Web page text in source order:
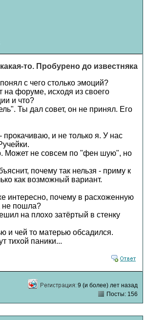
то. Пробурено до известняка
с чего столько эмоций?
на форуме, исходя из своего
и что?
Ты дал совет, он не принял. Его
прокачиваю, и не только я. У нас
Может не совсем по "фен шую", но
почему так нельзя - приму к
как возможный вариант.
интересно, почему в расхоженную
не пошла?
на плохо затёртый в стенку
и чей то матерью обсадился.
тихой паники...
9 (и более) лет назад
Посты: 156